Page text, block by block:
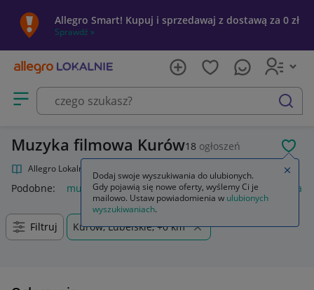
Allegro Smart! Kupuj i sprzedawaj z dostawą za 0 zł
Sprawdź »
Otwórz menu z kategoriami
szukaj
Muzyka filmowa Kurów18 ogłoszeń
Allegro Lokalnie Muzyka filmowa
Podobne: muzyka filmowa muzyka filmowa winyl muzyka
Filtruj Kurów, Lubelskie, +0 km
Dodaj swoje wyszukiwania do ulubionych.
Gdy pojawią się nowe oferty, wyślemy Ci je
mailowo. Ustaw powiadomienia w ulubionych
wyszukiwaniach.